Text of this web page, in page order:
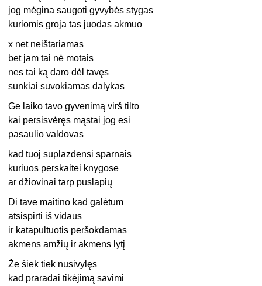
jog mėgina saugoti gyvybės stygas
kuriomis groja tas juodas akmuo
x net neištariamas
bet jam tai nė motais
nes tai ką daro dėl tavęs
sunkiai suvokiamas dalykas
Ge laiko tavo gyvenimą virš tilto
kai persisvėręs mąstai jog esi
pasaulio valdovas
kad tuoj suplazdensi sparnais
kuriuos perskaitei knygose
ar džiovinai tarp puslapių
Di tave maitino kad galėtum
atsispirti iš vidaus
ir katapultuotis peršokdamas
akmens amžių ir akmens lytį
Že šiek tiek nusivylęs
kad praradai tikėjimą savimi